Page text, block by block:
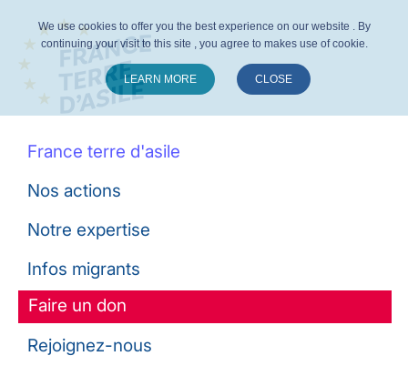
France terre d'asile
Nos actions
Notre expertise
Infos migrants
Faire un don
Rejoignez-nous
We use cookies to offer you the best experience on our website . By
continuing your visit to this site , you agree to makes use of cookie.
LEARN MORE CLOSE